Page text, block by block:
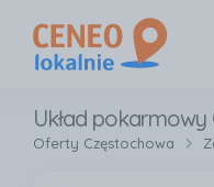
Układ pokarmowy
Oferty Częstochowa